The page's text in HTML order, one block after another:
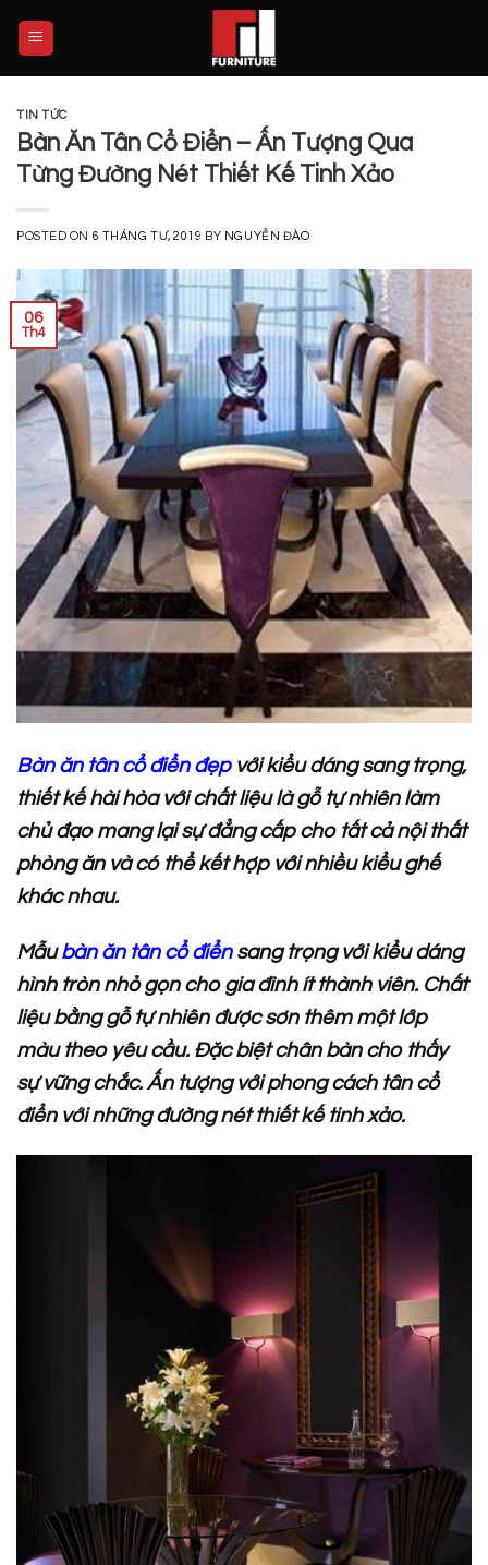
TIN TỨC
Bàn Ăn Tân Cổ Điển – Ấn Tượng Qua
Từng Đường Nét Thiết Kế Tinh Xảo
POSTED ON 6 THÁNG TƯ, 2019 BY NGUYỄN ĐÀO
06
Th4
Bàn ăn tân cổ điển đẹpvới kiểu dáng sang trọng,
thiết kế hài hòa với chất liệu là gỗ tự nhiên làm
chủ đạo mang lại sự đẳng cấp cho tất cả nội thất
phòng ăn và có thể kết hợp với nhiều kiểu ghế
khác nhau.
Mẫubàn ăn tân cổ điển sang trọng với kiểu dáng
hình tròn nhỏ gọn cho gia đình ít thành viên. Chất
liệu bằng gỗ tự nhiên được sơn thêm một lớp
màu theo yêu cầu. Đặc biệt chân bàn cho thấy
sự vững chắc. Ấn tượng với phong cách tân cổ
điển với những đường nét thiết kế tinh xảo.